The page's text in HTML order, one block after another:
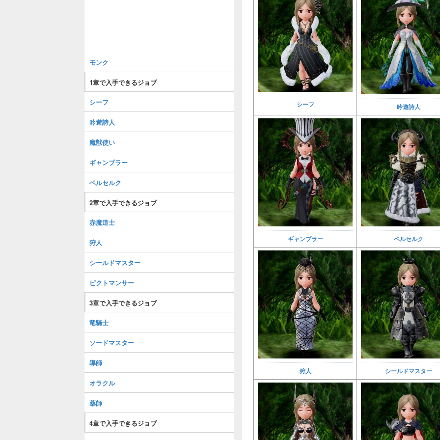
シーフ 吟遊詩人
ギャンブラー ベルセルク
狩人 シールドマスター
モンク
1章で入手できるジョブ
シーフ
吟遊詩人
魔獣使い
ギャンブラー
ベルセルク
2章で入手できるジョブ
赤魔道士
狩人
シールドマスター
ピクトマンサー
3章で入手できるジョブ
竜騎士
ソードマスター
導師
オラクル
薬師
4章で入手できるジョブ